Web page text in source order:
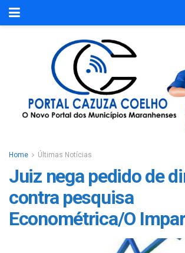
Home Últimas Notícias
Juiz nega pedido de
contra pesquisa
Econométrica/O